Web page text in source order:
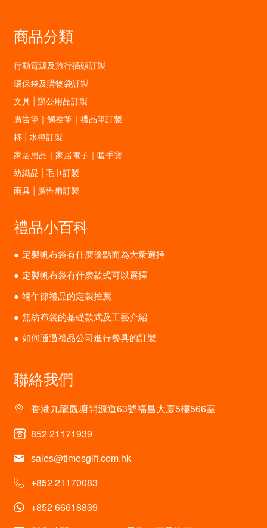
商品分類
行動電源及旅行插頭訂製
環保袋及購物袋訂製
文具 | 辦公用品訂製
廣告筆｜觸控筆｜禮品筆訂製
杯 | 水樽訂製
家居用品｜家居電子｜暖手寶
紡織品 | 毛巾訂製
雨具 | 廣告扇訂製
禮品小百科
定製帆布袋有什麽優點而為大衆選擇
定製帆布袋有什麽款式可以選擇
端午節禮品的定製推薦
無紡布袋的基礎款式及工藝介紹
如何通過禮品公司進行餐具的訂製
聯絡我們
香港九龍觀塘開源道63號福昌大廈5樓566室
852 21171939
sales@timesgift.com.hk
+852 21170083
+852 66618839